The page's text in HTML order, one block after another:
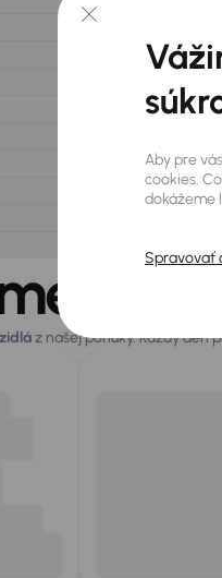
pre
z našej ponuky. Každý deň
Aby pre
cookies.
dokážeme
Spravovať